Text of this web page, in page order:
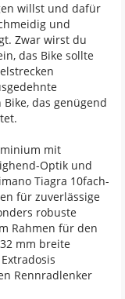
willst und dafür
und
Zwar wirst du
das Bike sollte
das genügend
mit
Optik und
Tiagra 10fach-
für zuverlässige
robuste
Rahmen für den
mm breite
Rennradlenker